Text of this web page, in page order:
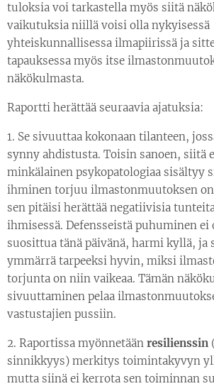
tuloksia voi tarkastella myös siitä
vaikutuksia niillä voisi olla nykyisessä
yhteiskunnallisessa ilmapiirissä ja
tapauksessa myös itse
näkökulmasta.
Raportti herättää seuraavia ajatuksia:
1. Se sivuuttaa kokonaan tilanteen,
synny ahdistusta. Toisin sanoen, siitä
minkälainen psykopatologiaa sisältyy
ihminen torjuu ilmastonmuutoksen
sen pitäisi herättää negatiivisia
ihmisessä. Defensseistä puhuminen ei
suosittua tänä päivänä, harmi kyllä, ja
ymmärrä tarpeeksi hyvin, miksi
torjunta on niin vaikeaa. Tämän
sivuuttaminen pelaa
vastustajien pussiin.
2. Raportissa myönnetään resilienssin
sinnikkyys) merkitys toimintakyvyn
mutta siinä ei kerrota sen toiminnan